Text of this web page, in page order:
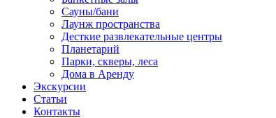
Сауны/бани
Лаунж пространства
Десткие развлекательные центры
Планетарий
Парки, скверы, леса
Дома в Аренду
Экскурсии
Статьи
Контакты